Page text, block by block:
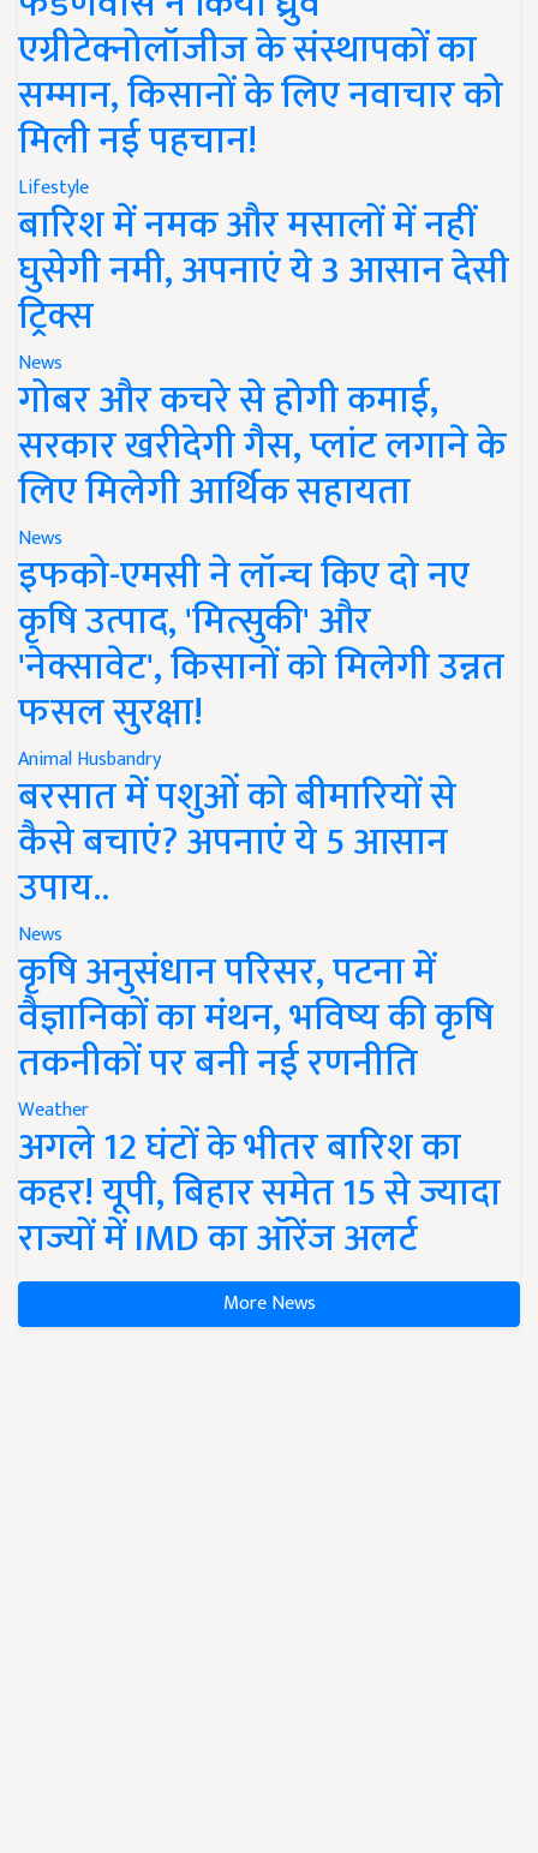
एग्रीटेक्नोलॉजीज के संस्थापकों का
सम्मान, किसानों के लिए नवाचार को
मिली नई पहचान!
Lifestyle
बारिश में नमक और मसालों में नहीं
घुसेगी नमी, अपनाएं ये 3 आसान देसी
ट्रिक्स
News
गोबर और कचरे से होगी कमाई,
सरकार खरीदेगी गैस, प्लांट लगाने के
लिए मिलेगी आर्थिक सहायता
News
इफको-एमसी ने लॉन्च किए दो नए
कृषि उत्पाद, 'मित्सुकी' और
'नेक्सावेट', किसानों को मिलेगी उन्नत
फसल सुरक्षा!
Animal Husbandry
बरसात में पशुओं को बीमारियों से
कैसे बचाएं? अपनाएं ये 5 आसान
उपाय..
News
कृषि अनुसंधान परिसर, पटना में
वैज्ञानिकों का मंथन, भविष्य की कृषि
तकनीकों पर बनी नई रणनीति
Weather
अगले 12 घंटों के भीतर बारिश का
कहर! यूपी, बिहार समेत 15 से ज्यादा
राज्यों में IMD का ऑरेंज अलर्ट
More News